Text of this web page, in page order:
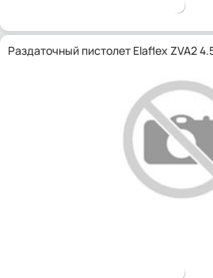
Раздаточный пистолет Elaflex ZVA2